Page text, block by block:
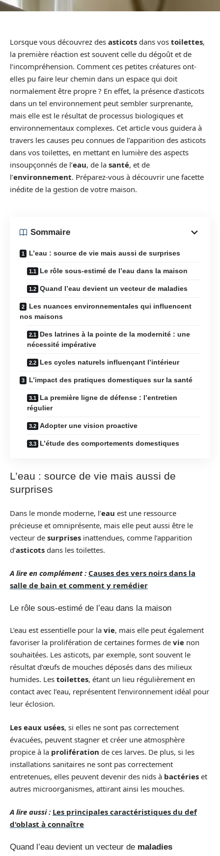
Lorsque vous découvrez des asticots dans vos toilettes,
la première réaction est souvent celle du dégoût et de
l’incompréhension. Comment ces petites créatures ont-
elles pu faire leur chemin dans un espace qui doit
normalement être propre ? En effet, la présence d’asticots
dans un tel environnement peut sembler surprenante,
mais elle est le résultat de processus biologiques et
environnementaux complexes. Cet article vous guidera à
travers les causes peu connues de l’apparition des asticots
dans vos toilettes, en mettant en lumière des aspects
insoupçonnés de l’eau, de la santé, et de
l’environnement. Préparez-vous à découvrir une facette
inédite de la gestion de votre maison.
Sommaire
L’eau : source de vie mais aussi de surprises
Le rôle sous-estimé de l’eau dans la maison
Quand l’eau devient un vecteur de maladies
Les nuances environnementales qui influencent
nos maisons
Des latrines à la pointe de la modernité : une
nécessité impérative
Les cycles naturels influençant l’intérieur
L’impact des pratiques domestiques sur la santé
La première ligne de défense : l’entretien
régulier
Adopter une vision proactive
L’étude des comportements domestiques
L’eau : source de vie mais aussi de
surprises
Dans le monde moderne, l’eau est une ressource
précieuse et omniprésente, mais elle peut aussi être le
vecteur de surprises inattendues, comme l’apparition
d’asticots dans les toilettes.
A lire en complément : Causes des vers noirs dans la
salle de bain et comment y remédier
Le rôle sous-estimé de l’eau dans la maison
L’eau est essentielle pour la vie, mais elle peut également
favoriser la prolifération de certaines formes de vie non
souhaitées. Les asticots, par exemple, sont souvent le
résultat d’œufs de mouches déposés dans des milieux
humides. Les toilettes, étant un lieu régulièrement en
contact avec l’eau, représentent l’environnement idéal pour
leur éclosion.
Les eaux usées, si elles ne sont pas correctement
évacuées, peuvent stagner et créer une atmosphère
propice à la prolifération de ces larves. De plus, si les
installations sanitaires ne sont pas correctement
entretenues, elles peuvent devenir des nids à bactéries et
autres microorganismes, attirant ainsi les mouches.
A lire aussi : Les principales caractéristiques du def
d'oblast à connaître
Quand l’eau devient un vecteur de maladies